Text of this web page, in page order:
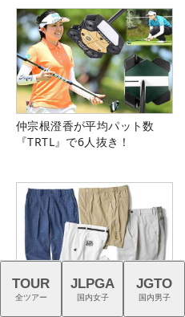
仲宗根澄香が平均パット数
『TRTL』で6人抜き！
猛暑を乗り切る！ こだわり機
TOUR
全ツアー
JLPGA
国内女子
JGTO
国内男子